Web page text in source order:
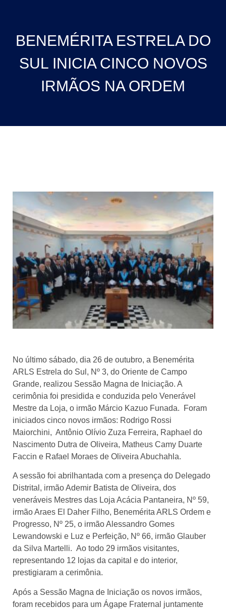
BENEMÉRITA ESTRELA DO
SUL INICIA CINCO NOVOS
IRMÃOS NA ORDEM
No último sábado, dia 26 de outubro, a Benemérita
ARLS Estrela do Sul, Nº 3, do Oriente de Campo
Grande, realizou Sessão Magna de Iniciação. A
cerimônia foi presidida e conduzida pelo Venerável
Mestre da Loja, o irmão Márcio Kazuo Funada. Foram
iniciados cinco novos irmãos: Rodrigo Rossi
Maiorchini, Antônio Olívio Zuza Ferreira, Raphael do
Nascimento Dutra de Oliveira, Matheus Camy Duarte
Faccin e Rafael Moraes de Oliveira Abuchahla.
A sessão foi abrilhantada com a presença do Delegado
Distrital, irmão Ademir Batista de Oliveira, dos
veneráveis Mestres das Loja Acácia Pantaneira, Nº 59,
irmão Araes El Daher Filho, Benemérita ARLS Ordem e
Progresso, Nº 25, o irmão Alessandro Gomes
Lewandowski e Luz e Perfeição, Nº 66, irmão Glauber
da Silva Martelli. Ao todo 29 irmãos visitantes,
representando 12 lojas da capital e do interior,
prestigiaram a cerimônia.
Após a Sessão Magna de Iniciação os novos irmãos,
foram recebidos para um Ágape Fraternal juntamente